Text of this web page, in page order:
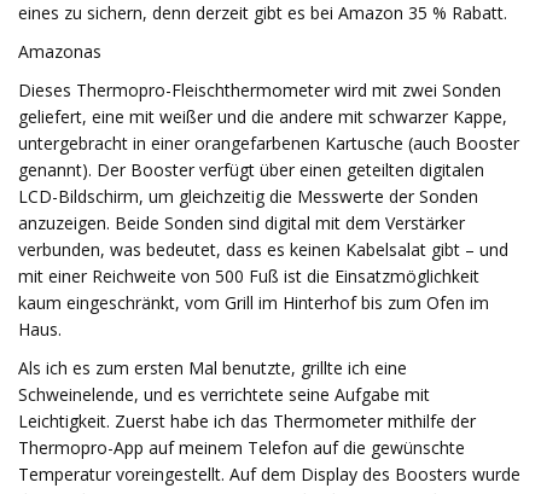
eines zu sichern, denn derzeit gibt es bei Amazon 35 % Rabatt.
Amazonas
Dieses Thermopro-Fleischthermometer wird mit zwei Sonden
geliefert, eine mit weißer und die andere mit schwarzer Kappe,
untergebracht in einer orangefarbenen Kartusche (auch Booster
genannt). Der Booster verfügt über einen geteilten digitalen
LCD-Bildschirm, um gleichzeitig die Messwerte der Sonden
anzuzeigen. Beide Sonden sind digital mit dem Verstärker
verbunden, was bedeutet, dass es keinen Kabelsalat gibt – und
mit einer Reichweite von 500 Fuß ist die Einsatzmöglichkeit
kaum eingeschränkt, vom Grill im Hinterhof bis zum Ofen im
Haus.
Als ich es zum ersten Mal benutzte, grillte ich eine
Schweinelende, und es verrichtete seine Aufgabe mit
Leichtigkeit. Zuerst habe ich das Thermometer mithilfe der
Thermopro-App auf meinem Telefon auf die gewünschte
Temperatur voreingestellt. Auf dem Display des Boosters wurde